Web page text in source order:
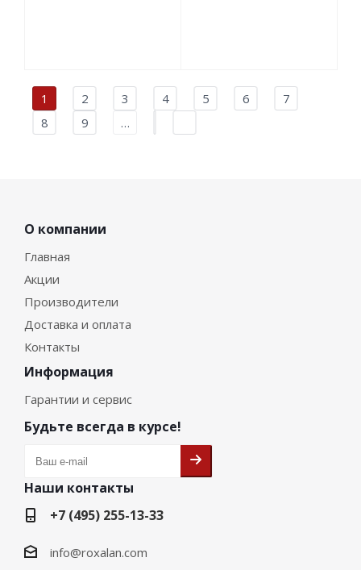
1 2 3 4 5 6
7
8
9 …
О компании
Главная
Акции
Производители
Доставка и оплата
Контакты
Информация
Гарантии и сервис
Будьте всегда в курсе!
Наши контакты
+7 (495) 255-13-33
info@roxalan.com